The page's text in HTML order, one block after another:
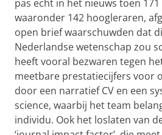
pas echt in het nieuws toen
waaronder 142 hoogleraren,
open brief waarschuwden dat
Nederlandse wetenschap zou
heeft vooral bezwaren tegen
meetbare prestatiecijfers voor
door een narratief CV en een
science, waarbij het team
individu. Ook het loslaten van